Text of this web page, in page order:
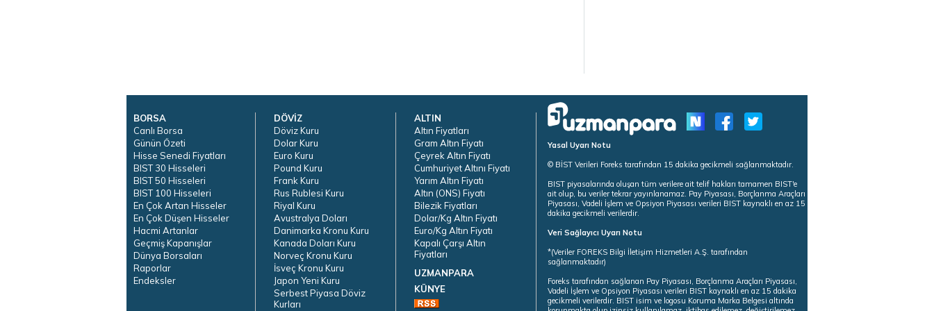
BORSA
Canlı Borsa
Günün Özeti
Hisse Senedi Fiyatları
BIST 30 Hisseleri
BIST 50 Hisseleri
BIST 100 Hisseleri
En Çok Artan Hisseler
En Çok Düşen Hisseler
Hacmi Artanlar
Geçmiş Kapanışlar
Dünya Borsaları
Raporlar
Endeksler
DÖVİZ
Döviz Kuru
Dolar Kuru
Euro Kuru
Pound Kuru
Frank Kuru
Rus Rublesi Kuru
Riyal Kuru
Avustralya Doları
Danimarka Kronu Kuru
Kanada Doları Kuru
Norveç Kronu Kuru
İsveç Kronu Kuru
Japon Yeni Kuru
Serbest Piyasa Döviz
Kurları
ALTIN
Altın Fiyatları
Gram Altın Fiyatı
Çeyrek Altın Fiyatı
Cumhuriyet Altını Fiyatı
Yarım Altın Fiyatı
Altın (ONS) Fiyatı
Bilezik Fiyatları
Dolar/Kg Altın Fiyatı
Euro/Kg Altın Fiyatı
Kapalı Çarşı Altın
Fiyatları
UZMANPARA
KÜNYE
Yasal Uyarı Notu
© BİST Verileri Foreks tarafından 15 dakika gecikmeli sağlanmaktadır.
BIST piyasalarında oluşan tüm verilere ait telif hakları tamamen BIST'e
ait olup, bu veriler tekrar yayınlanamaz. Pay Piyasası, Borçlanma Araçları
Piyasası, Vadeli İşlem ve Opsiyon Piyasası verileri BIST kaynaklı en az 15
dakika gecikmeli verilerdir.
Veri Sağlayıcı Uyarı Notu
*(Veriler FOREKS Bilgi İletişim Hizmetleri A.Ş. tarafından
sağlanmaktadır)
Foreks tarafından sağlanan Pay Piyasası, Borçlanma Araçları Piyasası,
Vadeli İşlem ve Opsiyon Piyasası verileri BIST kaynaklı en az 15 dakika
gecikmeli verilerdir. BIST isim ve logosu Koruma Marka Belgesi altında